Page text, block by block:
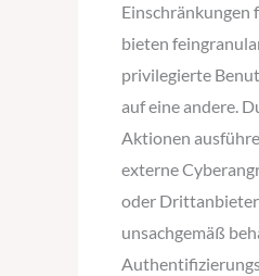
Einschränkungen
bieten
privilegierte
auf eine andere.
Aktionen
externe
oder Drittanbieter
unsachgemäß